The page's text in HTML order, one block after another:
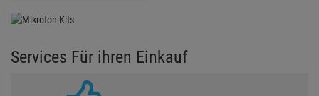
Services Für ihren Einkauf